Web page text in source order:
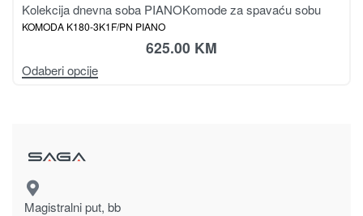
Kolekcija dnevna soba PIANOKomode za spavaću sobu
KOMODA K180-3K1F/PN PIANO
625.00 KM
Odaberi opcije
Magistralni put, bb